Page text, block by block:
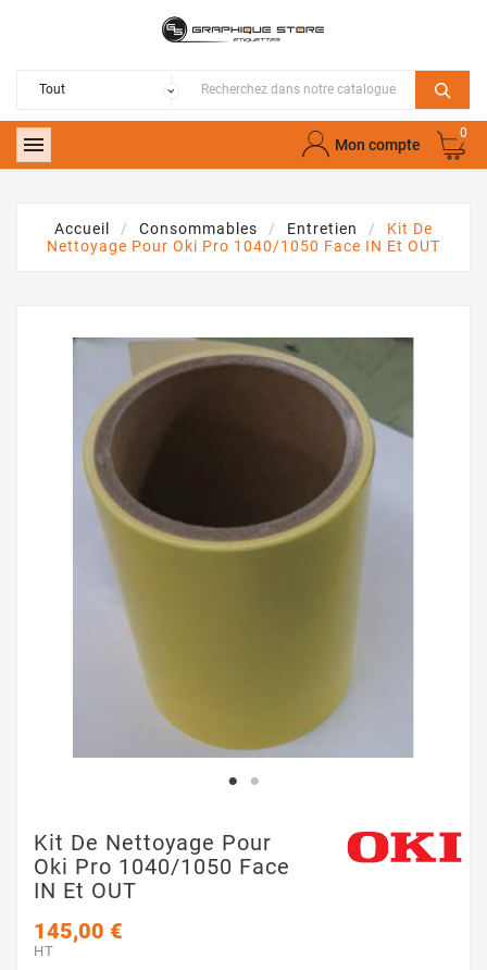
 Mon compte
0
Accueil Consommables Entretien
Kit De
Nettoyage Pour Oki Pro 1040/1050 Face IN Et OUT
Kit De Nettoyage Pour
Oki Pro 1040/1050 Face
IN Et OUT
145,00 €
HT